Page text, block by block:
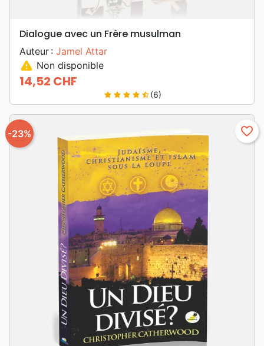
Dialogue avec un Frère musulman
Auteur : Jamel Attar
warning Non disponible
Prix
14,52 CHF
star star star star star_half(6)
-23% favorite_border